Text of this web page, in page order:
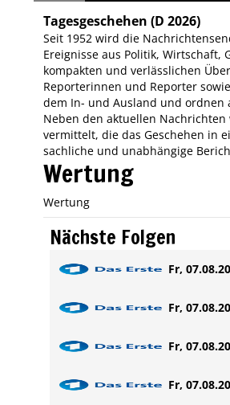
Tagesgeschehen (D 2026)
Seit 1952 wird die
Ereignisse aus Politik, Wirtschaft,
kompakten und verlässlichen
Reporterinnen und Reporter
dem In- und Ausland und
Neben den aktuellen
vermittelt, die das Geschehen in
sachliche und unabhängige
Wertung
Wertung
Nächste Folgen
Fr,
Fr,
Fr,
Fr,